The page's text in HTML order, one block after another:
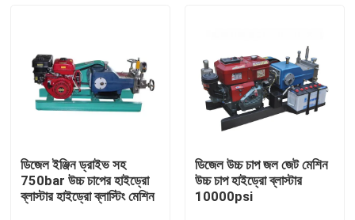
আমাদের সম্বন্ধে
গুণমান নিয়ন্ত্রণ
ডিজেল ইঞ্জিন ড্রাইভ সহ
750bar উচ্চ চাপের হাইড্রো
ব্লাস্টার হাইড্রো ব্লাস্টিং মেশিন
ডিজেল উচ্চ চাপ জল জেট মেশিন
উচ্চ চাপ হাইড্রো ব্লাস্টার
10000psi